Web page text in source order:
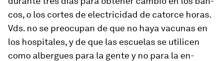
cos, o los cortes de elec­tri­cidad de ca­torce ho­ras.
Vds. no se preo­cupan de que no haya va­cunas en
los hos­pi­ta­les, y de que las es­cuelas se uti­licen
como al­ber­gues para la gente y no para la en­